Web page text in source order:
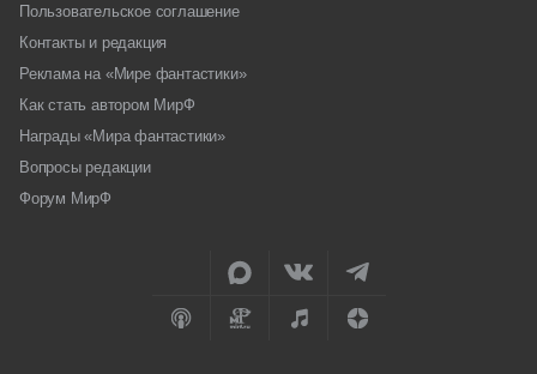
Пользовательское соглашение
Контакты и редакция
Реклама на «Мире фантастики»
Как стать автором МирФ
Награды «Мира фантастики»
Вопросы редакции
Форум МирФ